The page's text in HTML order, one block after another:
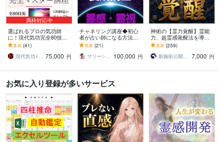
満枠対応中
選ばれるプロの気功師
に！現代気功完全80技講
座ます 情報空間を書き換
えて気功の本質までわか
る100冊超のテキスト
5.0 (41)
現代気功⚡神念伝達師＠SHANTY巫香 75,000 円
チャネリング講座◆初心
者が占い師になる方法教
えます エネルギー伝授◆
すぐに占い師としてデビ
ューできます☆ミ
5.0 (21)
マリー✨霊感霊視占い✨気持ち、復縁、複雑 100,000 円
神術の【霊力覚醒】霊能
力、超霊感覚醒法を導き
ます 霊能力や霊感を求め
る方へ『霊的奥義伝承
者』が霊能力伝授します
5.0 (259)
新施術公開→≪相手意識強制変化≫◆星桜龍
7,000 円
お気に入り登録が多いサービス